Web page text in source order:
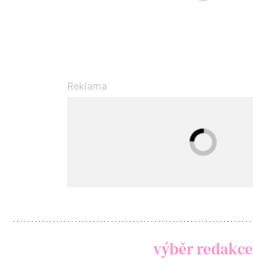
výběr redakce